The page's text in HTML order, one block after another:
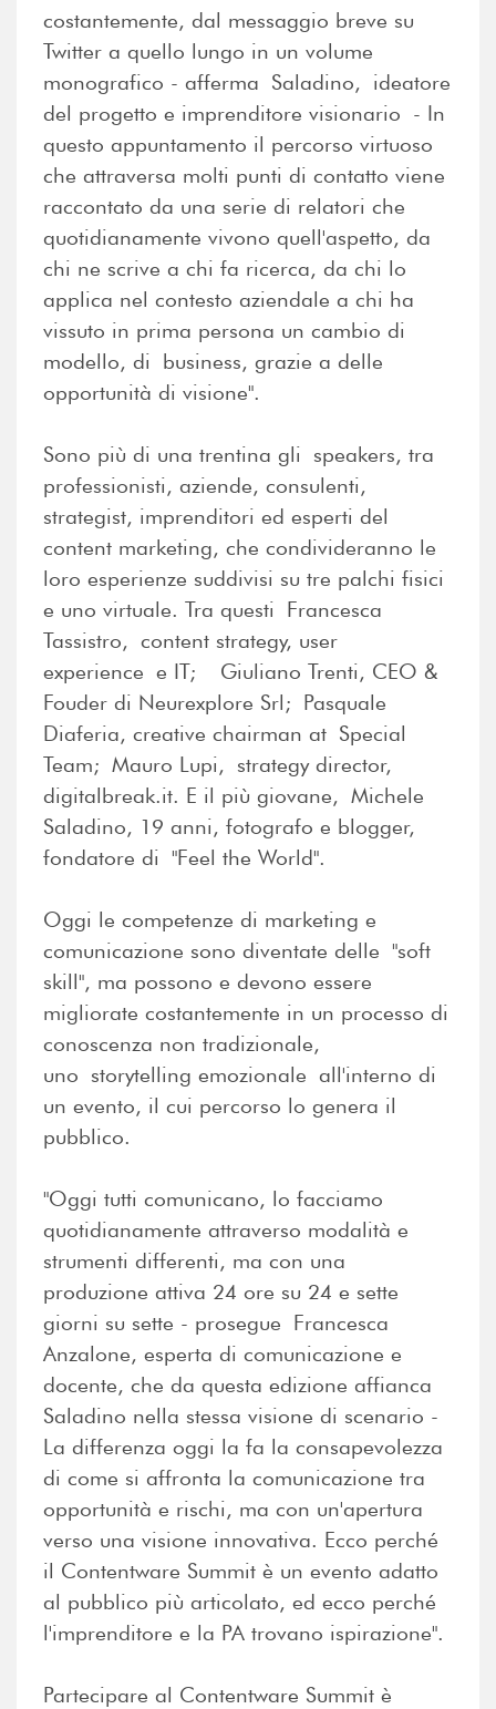
costantemente, dal messaggio breve su
Twitter a quello lungo in un volume
monografico - afferma Saladino, ideatore
del progetto e imprenditore visionario - In
questo appuntamento il percorso virtuoso
che attraversa molti punti di contatto viene
raccontato da una serie di relatori che
quotidianamente vivono quell'aspetto, da
chi ne scrive a chi fa ricerca, da chi lo
applica nel contesto aziendale a chi ha
vissuto in prima persona un cambio di
modello, di business, grazie a delle
opportunità di visione".
Sono più di una trentina gli speakers, tra
professionisti, aziende, consulenti,
strategist, imprenditori ed esperti del
content marketing, che condivideranno le
loro esperienze suddivisi su tre palchi fisici
e uno virtuale. Tra questi Francesca
Tassistro, content strategy, user
experience e IT; Giuliano Trenti, CEO &
Fouder di Neurexplore Srl; Pasquale
Diaferia, creative chairman at Special
Team; Mauro Lupi, strategy director,
digitalbreak.it. E il più giovane, Michele
Saladino, 19 anni, fotografo e blogger,
fondatore di "Feel the World".
Oggi le competenze di marketing e
comunicazione sono diventate delle "soft
skill", ma possono e devono essere
migliorate costantemente in un processo di
conoscenza non tradizionale,
uno storytelling emozionale all'interno di
un evento, il cui percorso lo genera il
pubblico.
"Oggi tutti comunicano, lo facciamo
quotidianamente attraverso modalità e
strumenti differenti, ma con una
produzione attiva 24 ore su 24 e sette
giorni su sette - prosegue Francesca
Anzalone, esperta di comunicazione e
docente, che da questa edizione affianca
Saladino nella stessa visione di scenario -
La differenza oggi la fa la consapevolezza
di come si affronta la comunicazione tra
opportunità e rischi, ma con un'apertura
verso una visione innovativa. Ecco perché
il Contentware Summit è un evento adatto
al pubblico più articolato, ed ecco perché
l'imprenditore e la PA trovano ispirazione".
Partecipare al Contentware Summit è